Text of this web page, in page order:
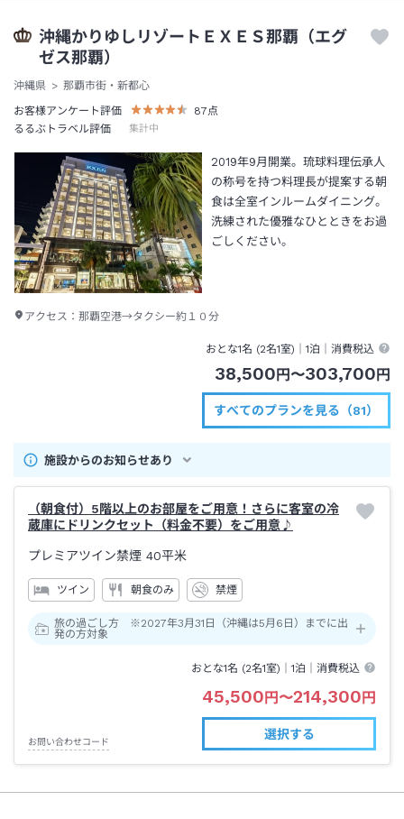
沖縄かりゆしリゾートＥＸＥＳ那覇（エグ
ゼス那覇）
沖縄県
那覇市街・新都心
お客様アンケート評価
87 点
るるぶトラベル評価
集計中
2019年9月開業。琉球料理伝承人
の称号を持つ料理長が提案する朝
食は全室インルームダイニング。
洗練された優雅なひとときをお過
ごしください。
アクセス： 那覇空港→タクシー約１０分
おとな1名 (2名1室)｜1泊 ｜消費税込
38,500 円 〜303,700 円
すべてのプランを見る（81）
施設からのお知らせあり
（朝食付）5階以上のお部屋をご用意！さらに客室の冷
蔵庫にドリンクセット（料金不要）をご用意♪
プレミアツイン禁煙 40平米
ツイン 朝食のみ 禁煙
旅の過ごし方 ※2027年3月31日（沖縄は5月6日）までに出
発の方対象
おとな1名 (2名1室)｜1泊 ｜消費税込
45,500 円 〜214,300 円
お問い合わせコード
選択する